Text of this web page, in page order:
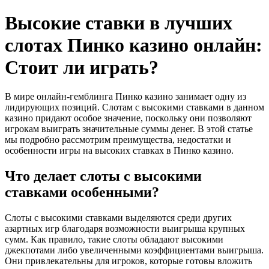
Высокие ставки в лучших
слотах Пинко казино онлайн:
Стоит ли играть?
В мире онлайн-гемблинга Пинко казино занимает одну из
лидирующих позиций. Слотам с высокими ставками в данном
казино придают особое значение, поскольку они позволяют
игрокам выиграть значительные суммы денег. В этой статье
мы подробно рассмотрим преимущества, недостатки и
особенности игры на высоких ставках в Пинко казино.
Что делает слоты с высокими
ставками особенными?
Слоты с высокими ставками выделяются среди других
азартных игр благодаря возможности выигрыша крупных
сумм. Как правило, такие слоты обладают высокими
джекпотами либо увеличенными коэффициентами выигрыша.
Они привлекательны для игроков, которые готовы вложить